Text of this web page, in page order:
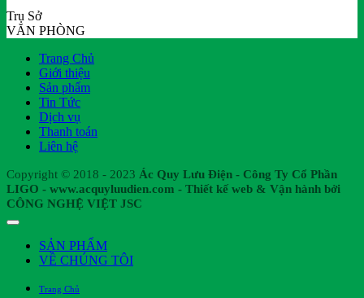
Trụ Sở
VĂN PHÒNG
Trang Chủ
Giới thiệu
Sản phẩm
Tin Tức
Dịch vụ
Thanh toán
Liên hệ
Copyright © 2018 - 2023 Ác Quy Lưu Điện - Công Ty Cổ Phần
LIGO - www.acquyluudien.com - Thiết kế web & Vận hành bởi
CÔNG NGHỆ VIỆT JSC
SẢN PHẨM
VỀ CHÚNG TÔI
Trang Chủ